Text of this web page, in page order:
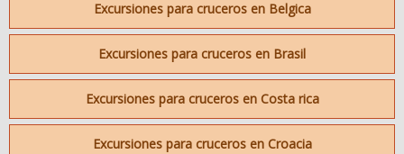
Excursiones para cruceros en Belgica
Excursiones para cruceros en Brasil
Excursiones para cruceros en Costa rica
Excursiones para cruceros en Croacia